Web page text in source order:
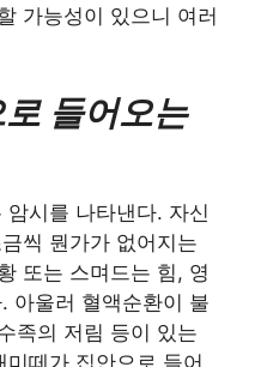
가능성이 있으니 여러
들어오는
시를 나타낸다. 자신
씩 뭔가가 없어지는
또는 스며드는 힘, 영
아울러 혈액순환이 불
족의 저림 등이 있는
떼가 집안으로 들어